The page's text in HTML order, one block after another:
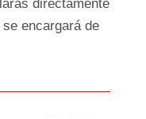
directamente
encargará de